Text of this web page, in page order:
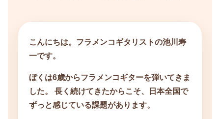
こんにちは。フラメンコギタリストの池川寿
一です。
ぼくは6歳からフラメンコギターを弾いてきま
した。 長く続けてきたからこそ、日本全国で
ずっと感じている課題があります。